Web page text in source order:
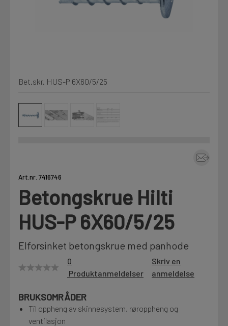
Annet
Fag
Motek
Finn butikk
Kontakt og åpningstider
NYHET
Prislister
Firmainformasjon
LOGG UT
Bet.skr. HUS-P 6X60/5/25
Art.nr. 7416746
Betongskrue Hilti
HUS-P 6X60/5/25
Elforsinket betongskrue med panhode
0
Produktanmeldelser
Skriv en
anmeldelse
BRUKSOMRÅDER
Til oppheng av skinnesystem, røroppheng og
ventilasjon